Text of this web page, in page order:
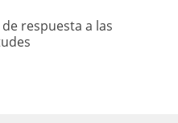
respuesta a las